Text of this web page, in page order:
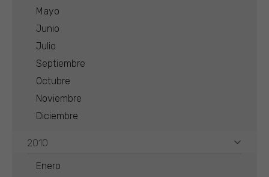
Mayo
Junio
Julio
Septiembre
Octubre
Noviembre
Diciembre
2010
Enero